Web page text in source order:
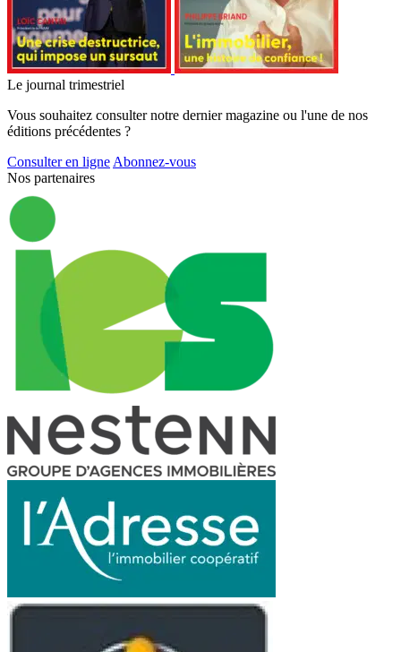
Le journal trimestriel
Vous souhaitez consulter notre dernier magazine ou l'une de nos
éditions précédentes ?
Consulter en ligne Abonnez-vous
Nos partenaires